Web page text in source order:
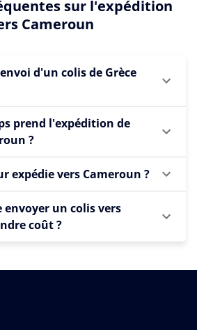
sur l'expédition
Cameroun
d'un colis de Grèce
prend l'expédition de
?
expédie vers Cameroun ?
envoyer un colis vers
coût ?